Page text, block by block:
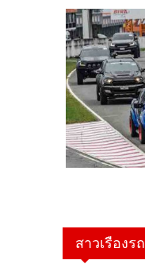
สาวเรืองรถ